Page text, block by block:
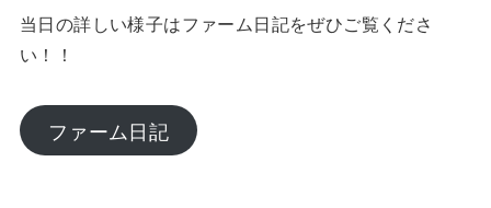
当日の詳しい様子はファーム日記をぜひご覧くださ
い！！
ファーム日記